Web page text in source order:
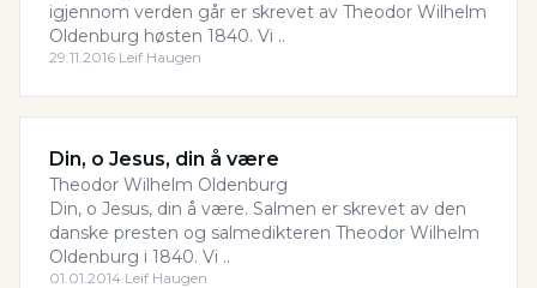
igjennom verden går er skrevet av Theodor Wilhelm
Oldenburg høsten 1840. Vi ..
29.11.2016·Leif Haugen
Din, o Jesus, din å være
Theodor Wilhelm Oldenburg
Din, o Jesus, din å være. Salmen er skrevet av den
danske presten og salmedikteren Theodor Wilhelm
Oldenburg i 1840. Vi ..
01.01.2014·Leif Haugen